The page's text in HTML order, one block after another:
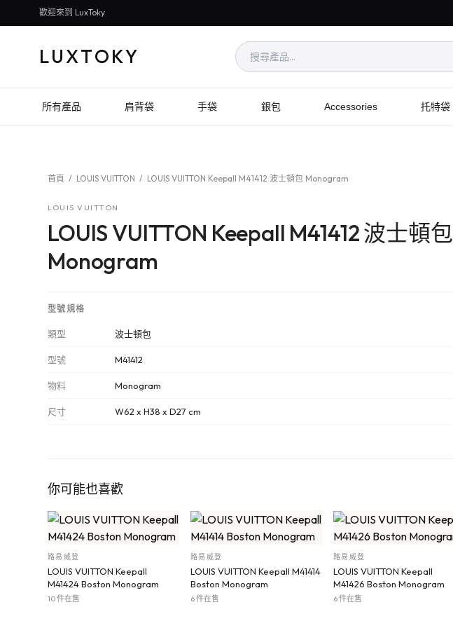
歡迎來到 LuxToky
LUXTOKY
所有產品 肩背袋 手袋 銀包 Accessories 托特袋
首頁 / LOUIS VUITTON / LOUIS VUITTON Keepall M41412 波士頓包 Monogram
LOUIS VUITTON
LOUIS VUITTON Keepall M41412 波士頓包
Monogram
型號規格
類型 波士頓包
型號 M41412
物料 Monogram
尺寸 W62 x H38 x D27 cm
你可能也喜歡
路易威登
LOUIS VUITTON Keepall
M41424 Boston Monogram
10 件在售
路易威登
LOUIS VUITTON Keepall M41414
Boston Monogram
6 件在售
路易威登
LOUIS VUITTON Keepall
M41426 Boston Monogram
6 件在售